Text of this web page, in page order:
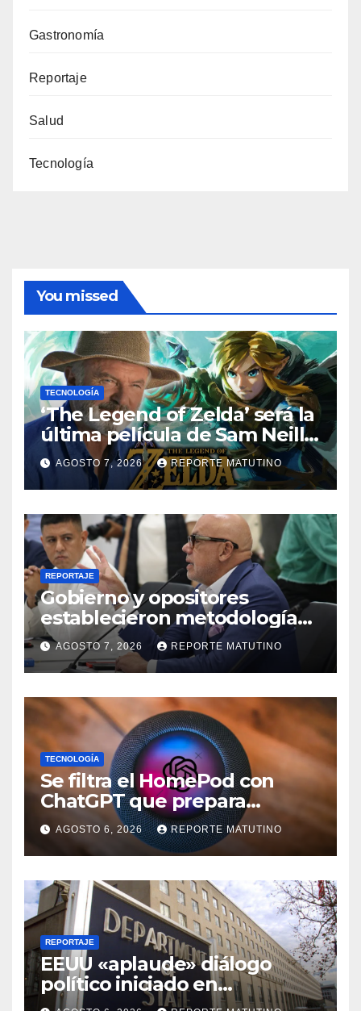
Gastronomía
Reportaje
Salud
Tecnología
You missed
TECNOLOGÍA
‘The Legend of Zelda’ será la
última película de Sam Neill…
que ya tiene villano
confirmado
AGOSTO 7, 2026 REPORTE MATUTINO
REPORTAJE
Gobierno y opositores
establecieron metodología
para el proceso de diálogo en
Venezuela
AGOSTO 7, 2026 REPORTE MATUTINO
TECNOLOGÍA
Se filtra el HomePod con
ChatGPT que prepara
OpenAI y su diseño es una
locura
AGOSTO 6, 2026 REPORTE MATUTINO
REPORTAJE
EEUU «aplaude» diálogo
político iniciado en
Venezuela